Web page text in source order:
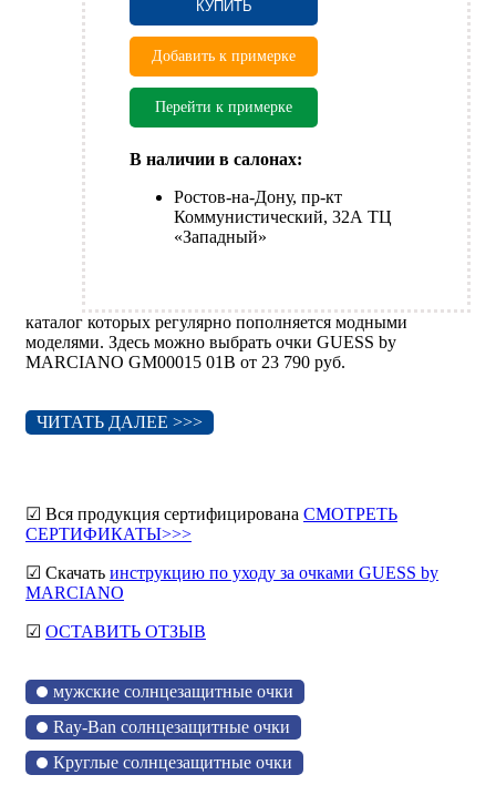
КУПИТЬ
Добавить к примерке
Перейти к примерке
В наличии в салонах:
Ростов-на-Дону, пр-кт
Коммунистический, 32А ТЦ
«Западный»
каталог которых регулярно пополняется модными
моделями. Здесь можно выбрать очки GUESS by
MARCIANO GM00015 01B от 23 790 руб.
ЧИТАТЬ ДАЛЕЕ >>>
☑ Вся продукция сертифицирована СМОТРЕТЬ
СЕРТИФИКАТЫ>>>
☑ Скачать инструкцию по уходу за очками GUESS by
MARCIANO
☑ ОСТАВИТЬ ОТЗЫВ
мужские солнцезащитные очки
Ray-Ban солнцезащитные очки
Круглые солнцезащитные очки